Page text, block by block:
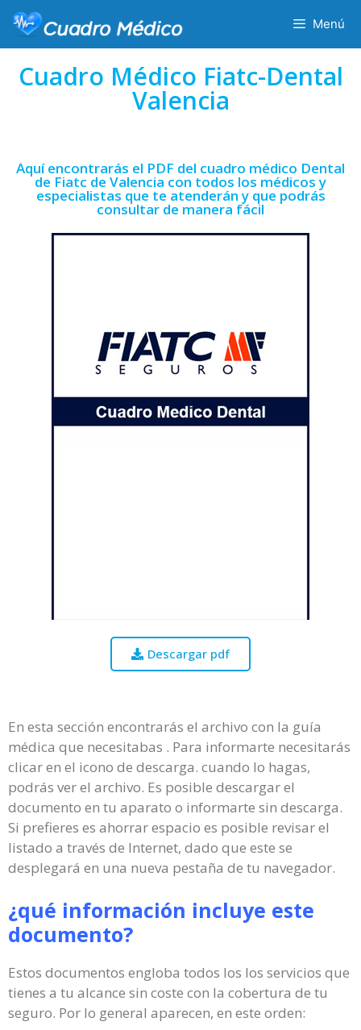
Menú
Cuadro Médico Fiatc-Dental
Valencia
Aquí encontrarás el PDF del cuadro médico Dental
de Fiatc de Valencia con todos los médicos y
especialistas que te atenderán y que podrás
consultar de manera fácil
Descargar pdf
En esta sección encontrarás el archivo con la guía
médica que necesitabas . Para informarte necesitarás
clicar en el icono de descarga. cuando lo hagas,
podrás ver el archivo. Es posible descargar el
documento en tu aparato o informarte sin descarga.
Si prefieres es ahorrar espacio es posible revisar el
listado a través de Internet, dado que este se
desplegará en una nueva pestaña de tu navegador.
¿qué información incluye este
documento?
Estos documentos engloba todos los los servicios que
tienes a tu alcance sin coste con la cobertura de tu
seguro. Por lo general aparecen, en este orden: